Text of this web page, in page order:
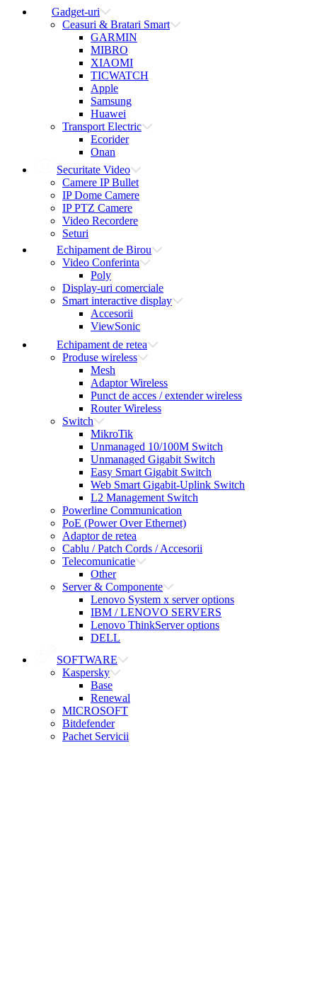
Gadget-uri
Ceasuri & Bratari Smart
GARMIN
MIBRO
XIAOMI
TICWATCH
Apple
Samsung
Huawei
Transport Electric
Ecorider
Onan
Securitate Video
Camere IP Bullet
IP Dome Camere
IP PTZ Camere
Video Recordere
Seturi
Echipament de Birou
Video Conferinta
Poly
Display-uri comerciale
Smart interactive display
Accesorii
ViewSonic
Echipament de retea
Produse wireless
Mesh
Adaptor Wireless
Punct de acces / extender wireless
Router Wireless
Switch
MikroTik
Unmanaged 10/100M Switch
Unmanaged Gigabit Switch
Easy Smart Gigabit Switch
Web Smart Gigabit-Uplink Switch
L2 Management Switch
Powerline Communication
PoE (Power Over Ethernet)
Adaptor de retea
Cablu / Patch Cords / Accesorii
Telecomunicatie
Other
Server & Componente
Lenovo System x server options
IBM / LENOVO SERVERS
Lenovo ThinkServer options
DELL
SOFTWARE
Kaspersky
Base
Renewal
MICROSOFT
Bitdefender
Pachet Servicii